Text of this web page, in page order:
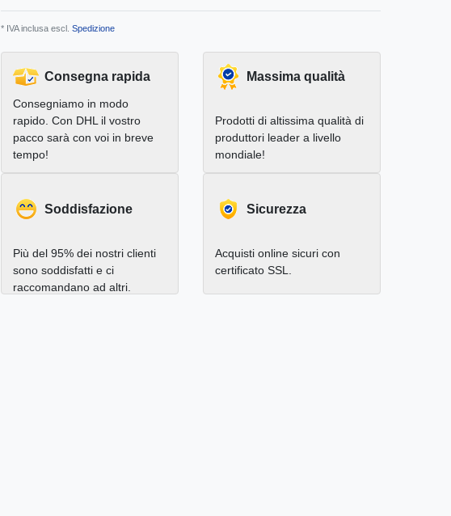
* IVA inclusa escl. Spedizione
Consegna rapida
Consegniamo in modo
rapido. Con DHL il vostro
pacco sarà con voi in breve
tempo!
Massima qualità
Prodotti di altissima qualità di
produttori leader a livello
mondiale!
Soddisfazione
Più del 95% dei nostri clienti
sono soddisfatti e ci
raccomandano ad altri.
Sicurezza
Acquisti online sicuri con
certificato SSL.